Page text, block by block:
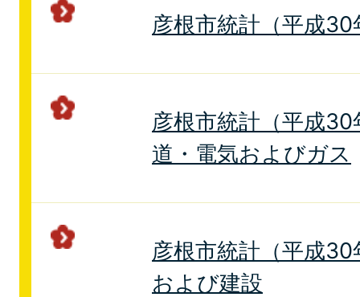
彦根市統計（平成
彦根市統計（平成
道・電気およびガス
彦根市統計（平成
および建設